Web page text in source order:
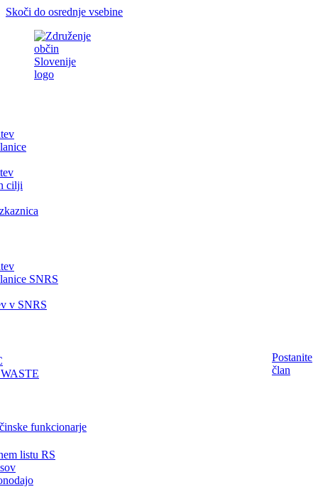
Skoči do osrednje vsebine
cilji
SNRS
v SNRS
funkcionarje
listu RS
Postanite
član